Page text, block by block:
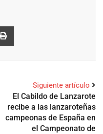
Siguiente artículo
El Cabildo de Lanzarote
recibe a las lanzaroteñas
campeonas de España en
el Campeonato de